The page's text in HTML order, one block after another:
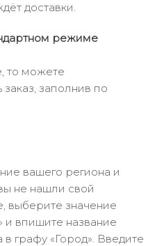
доставки.
режиме
то можете
заполнив по
вашего региона и
не нашли свой
выберите значение
и впишите название
в графу «Город». Введите